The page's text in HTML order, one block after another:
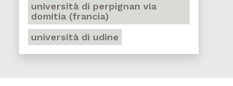
università di perpignan via
domitia (francia)
università di udine